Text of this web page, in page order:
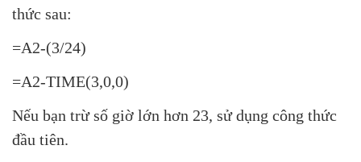
thức sau:
=A2-(3/24)
=A2-TIME(3,0,0)
Nếu bạn trừ số giờ lớn hơn 23, sử dụng công thức
đầu tiên.